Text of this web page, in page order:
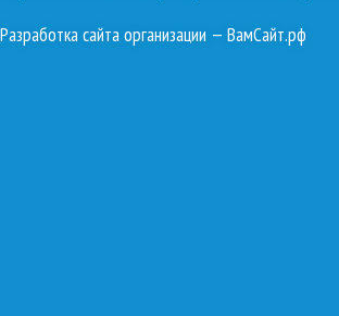
Разработка сайта организации — ВамСайт.рф